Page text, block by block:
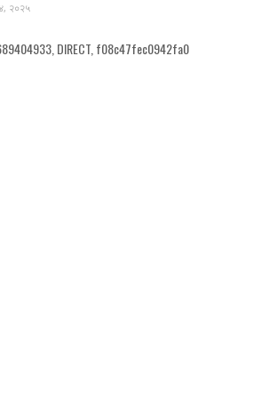
२०२५
DIRECT, f08c47fec0942fa0